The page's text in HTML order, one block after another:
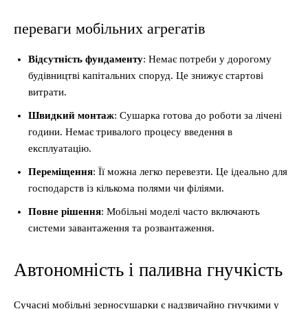
переваги мобільних агрегатів
Відсутність фундаменту: Немає потреби у дорогому
будівництві капітальних споруд. Це знижує стартові
витрати.
Швидкий монтаж: Сушарка готова до роботи за лічені
години. Немає тривалого процесу введення в
експлуатацію.
Переміщення: Її можна легко перевезти. Це ідеально для
господарств із кількома полями чи філіями.
Повне рішення: Мобільні моделі часто включають
системи завантаження та розвантаження.
Автономність і паливна гнучкість
Сучасні мобільні зерносушарки є надзвичайно гнучкими у